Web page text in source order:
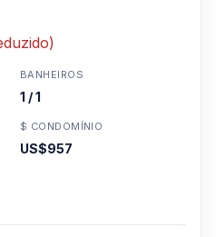
BANHEIROS
1 / 1
$ CONDOMÍNIO
US$957